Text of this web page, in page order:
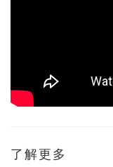
了解更多